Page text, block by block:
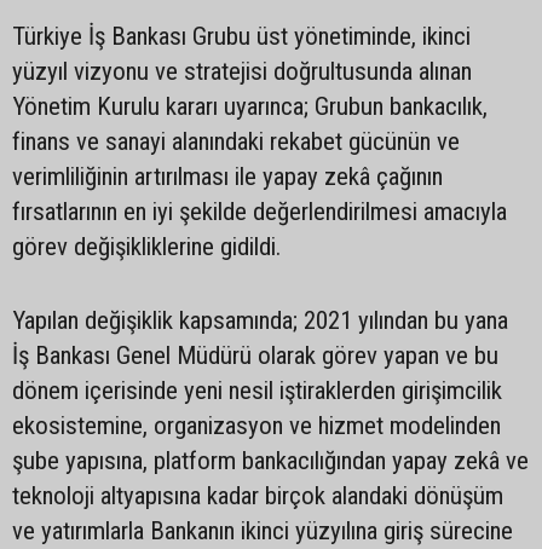
Türkiye İş Bankası Grubu üst yönetiminde, ikinci
yüzyıl vizyonu ve stratejisi doğrultusunda alınan
Yönetim Kurulu kararı uyarınca; Grubun bankacılık,
finans ve sanayi alanındaki rekabet gücünün ve
verimliliğinin artırılması ile yapay zekâ çağının
fırsatlarının en iyi şekilde değerlendirilmesi amacıyla
görev değişikliklerine gidildi.
Yapılan değişiklik kapsamında; 2021 yılından bu yana
İş Bankası Genel Müdürü olarak görev yapan ve bu
dönem içerisinde yeni nesil iştiraklerden girişimcilik
ekosistemine, organizasyon ve hizmet modelinden
şube yapısına, platform bankacılığından yapay zekâ ve
teknoloji altyapısına kadar birçok alandaki dönüşüm
ve yatırımlarla Bankanın ikinci yüzyılına giriş sürecine